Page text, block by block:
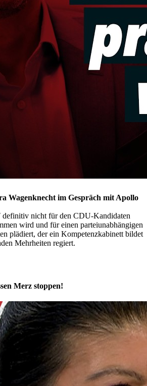
Wagenknecht im Gespräch mit Apollo
definitiv nicht für den CDU-Kandidaten
wird und für einen parteiunabhängigen
plädiert, der ein Kompetenzkabinett bildet
Mehrheiten regiert.
Merz stoppen!